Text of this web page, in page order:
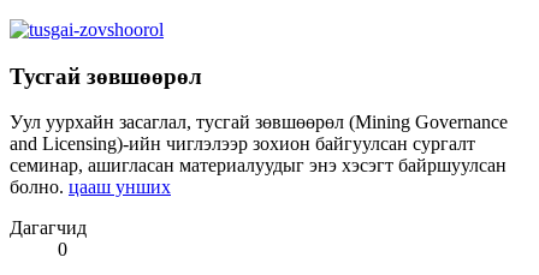
Тусгай зөвшөөрөл
Уул уурхайн засаглал, тусгай зөвшөөрөл (Mining Governance
and Licensing)-ийн чиглэлээр зохион байгуулсан сургалт
семинар, ашигласан материалуудыг энэ хэсэгт байршуулсан
болно. цааш унших
Дагагчид
0